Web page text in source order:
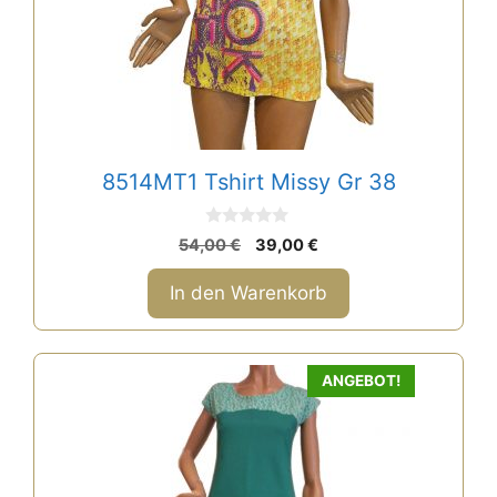
8514MT1 Tshirt Missy Gr 38
0
v
o
n
5
54,00€
Ursprünglicher
Preis
war:
54,00 €
39,00€
Preis
ist:
39,00 €.
In den Warenkorb
ANGEBOT!